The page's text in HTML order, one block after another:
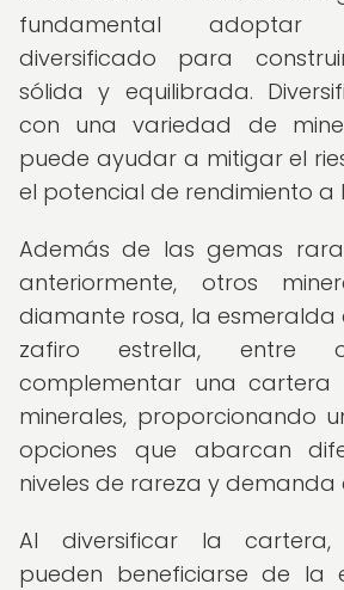
fundamental adoptar
diversificado para
sólida y equilibrada.
con una variedad de
puede ayudar a mitigar el
el potencial de rendimiento a
Además de las gemas
anteriormente, otros
diamante rosa, la esmeralda
zafiro estrella, entre
complementar una cartera
minerales, proporcionando
opciones que abarcan
niveles de rareza y demanda
Al diversificar la cartera,
pueden beneficiarse de la